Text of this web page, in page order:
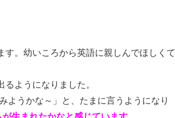
。幼いころから英語に親しんでほしくて
ようになりました。
ようかな～」と、たまに言うようになり